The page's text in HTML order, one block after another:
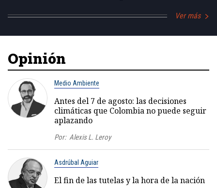
Ver más
Opinión
Medio Ambiente
Antes del 7 de agosto: las decisiones
climáticas que Colombia no puede seguir
aplazando
Por: Alexis L. Leroy
Asdrúbal Aguiar
El fin de las tutelas y la hora de la nación